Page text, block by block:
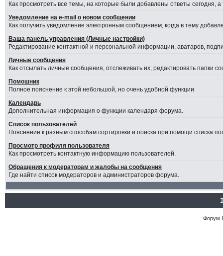
Как просмотреть все темы, на которые были добавлены ответы сегодня,
Уведомление на е-mail о новом сообщении
Как получить уведомление электронным сообщением, когда в тему
Ваша панель управления (Личные настройки)
Редактирование контактной и персональной информации, аватаров,
Личные сообщения
Как отсылать личные сообщения, отслеживать их, редактировать папки
Помошник
Полное пояснение к этой небольшой, но очень удобной функции
Календарь
Дополнительная информация о функции календаря форума.
Список пользователей
Пояснение к разным способам сортировки и поиска при помощи списка
Просмотр профиля пользователя
Как просмотреть контактную информацию пользователей.
Обращения к модераторам и жалобы на сообщения
Где найти список модераторов и администраторов форума.
Форум